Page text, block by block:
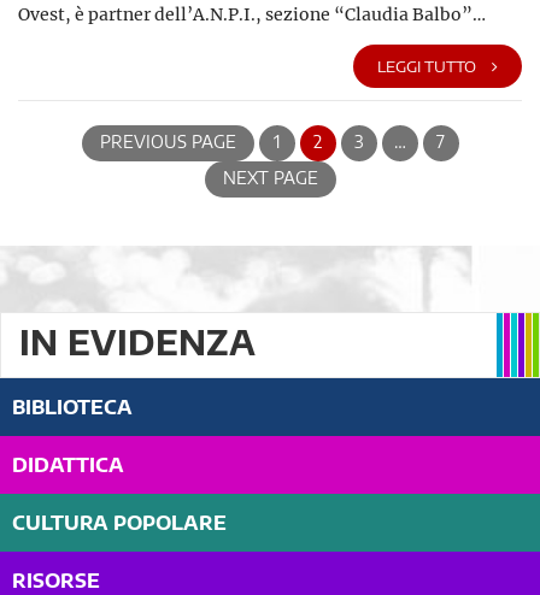
Ovest, è partner dell’A.N.P.I., sezione “Claudia Balbo”…
LEGGI TUTTO
PREVIOUS PAGE 1 2 3 …
7
NEXT PAGE
IN EVIDENZA
BIBLIOTECA
DIDATTICA
CULTURA POPOLARE
RISORSE